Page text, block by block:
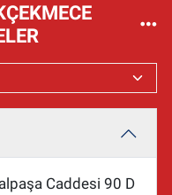
Caddesi 90 D